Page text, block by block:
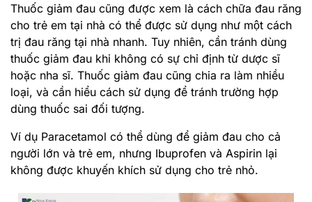
Thuốc giảm đau cũng được xem là cách chữa đau răng
cho trẻ em tại nhà có thể được sử dụng như một cách
trị đau răng tại nhà nhanh. Tuy nhiên, cần tránh dùng
thuốc giảm đau khi không có sự chỉ định từ dược sĩ
hoặc nha sĩ. Thuốc giảm đau cũng chia ra làm nhiều
loại, và cần hiểu cách sử dụng để tránh trường hợp
dùng thuốc sai đối tượng.
Ví dụ Paracetamol có thể dùng để giảm đau cho cả
người lớn và trẻ em, nhưng Ibuprofen và Aspirin lại
không được khuyến khích sử dụng cho trẻ nhỏ.